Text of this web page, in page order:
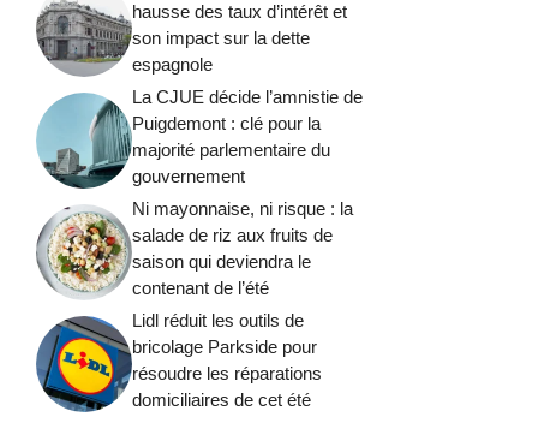
hausse des taux d’intérêt et
son impact sur la dette
espagnole
La CJUE décide l’amnistie de
Puigdemont : clé pour la
majorité parlementaire du
gouvernement
Ni mayonnaise, ni risque : la
salade de riz aux fruits de
saison qui deviendra le
contenant de l’été
Lidl réduit les outils de
bricolage Parkside pour
résoudre les réparations
domiciliaires de cet été